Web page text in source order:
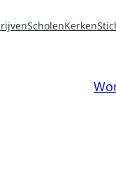
ScholenKerken